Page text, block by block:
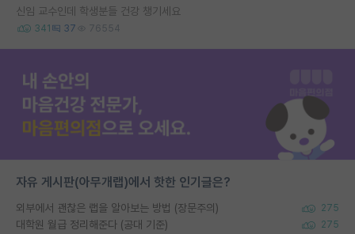
신임 교수인데 학생분들 건강 챙기세요
341 37 76554
자유 게시판(아무개랩)에서 핫한 인기글은?
외부에서 괜찮은 랩을 알아보는 방법 (장문주의) 275
대학원 월급 정리해준다 (공대 기준) 275